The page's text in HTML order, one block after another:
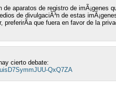
de aparatos de registro de imÃ¡genes
de divulgaciÃ³n de estas
preferirÃ­a que fuera en favor de la
cierto debate:
QxQ7ZA